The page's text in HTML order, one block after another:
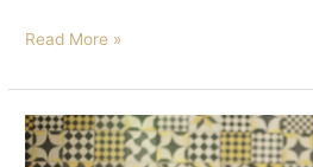
Read More »
CHEFs
DO